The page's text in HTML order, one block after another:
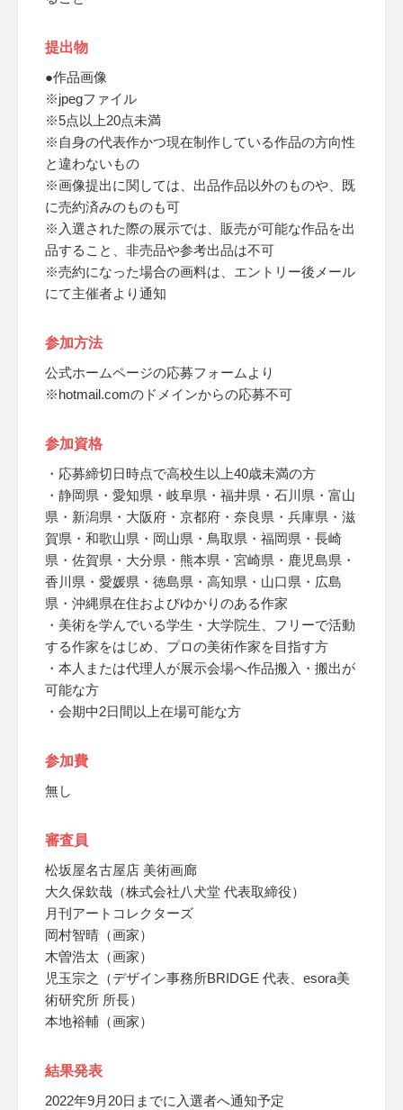
提出物
●作品画像
※jpegファイル
※5点以上20点未満
※自身の代表作かつ現在制作している作品の方向性
と違わないもの
※画像提出に関しては、出品作品以外のものや、既
に売約済みのものも可
※入選された際の展示では、販売が可能な作品を出
品すること、非売品や参考出品は不可
※売約になった場合の画料は、エントリー後メール
にて主催者より通知
参加方法
公式ホームページの応募フォームより
※hotmail.comのドメインからの応募不可
参加資格
・応募締切日時点で高校生以上40歳未満の方
・静岡県・愛知県・岐阜県・福井県・石川県・富山
県・新潟県・大阪府・京都府・奈良県・兵庫県・滋
賀県・和歌山県・岡山県・鳥取県・福岡県・長崎
県・佐賀県・大分県・熊本県・宮崎県・鹿児島県・
香川県・愛媛県・徳島県・高知県・山口県・広島
県・沖縄県在住およびゆかりのある作家
・美術を学んでいる学生・大学院生、フリーで活動
する作家をはじめ、プロの美術作家を目指す方
・本人または代理人が展示会場へ作品搬入・搬出が
可能な方
・会期中2日間以上在場可能な方
参加費
無し
審査員
松坂屋名古屋店 美術画廊
大久保欽哉（株式会社八犬堂 代表取締役）
月刊アートコレクターズ
岡村智晴（画家）
木曽浩太（画家）
児玉宗之（デザイン事務所BRIDGE 代表、esora美
術研究所 所長）
本地裕輔（画家）
結果発表
2022年9月20日までに入選者へ通知予定